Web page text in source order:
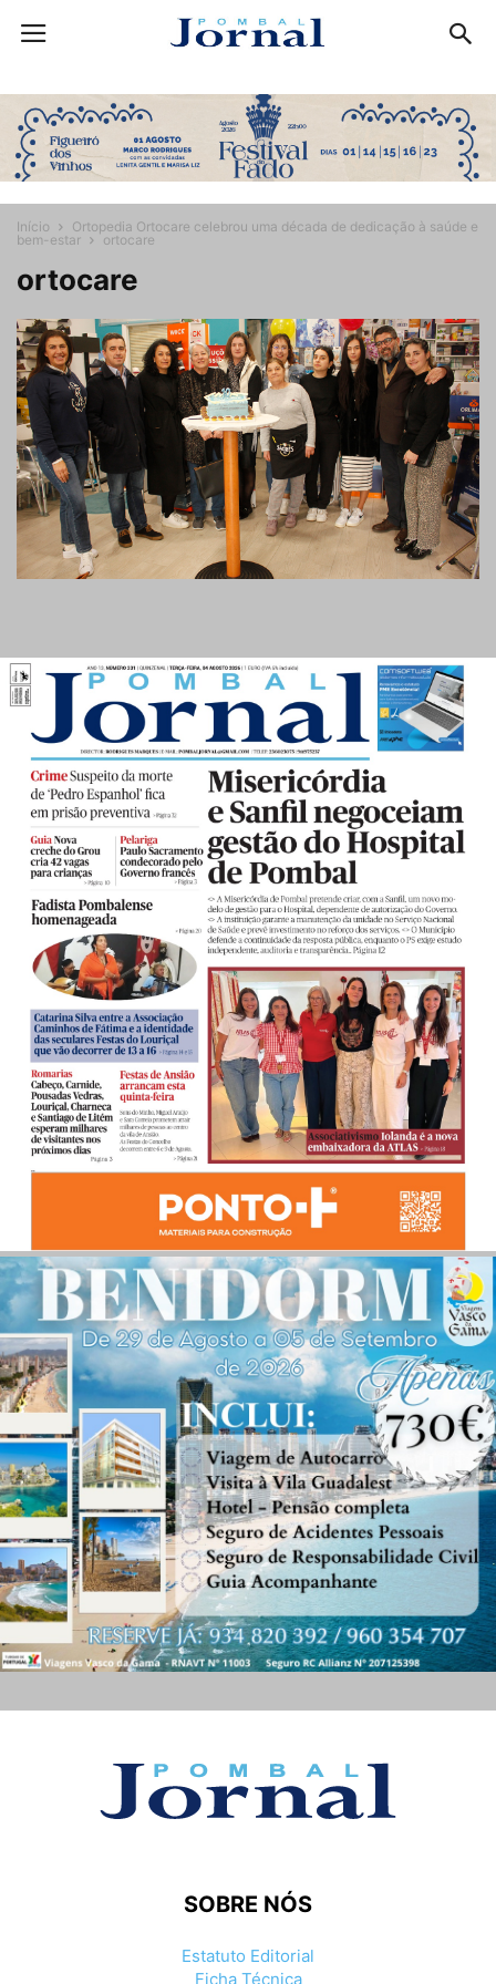
Início
Ortopedia Ortocare celebrou uma década de dedicação à saúde e
bem-estar
ortocare
ortocare
SOBRE NÓS
Estatuto Editorial
Ficha Técnica